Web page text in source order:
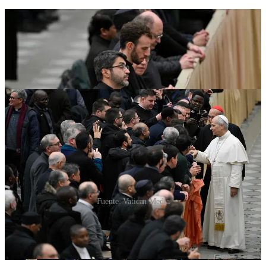
Fuente: Vatican Media
Fuente:Dicasterio para la Comunicación - Libreria Editrice
Vaticana